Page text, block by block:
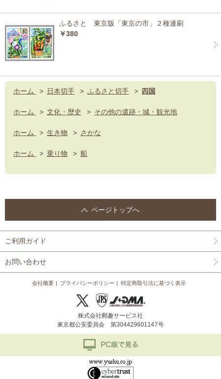
ふるさと 東京版「東京の市」２種連刷
￥380
ホーム > 日本切手 > ふるさと切手 > 四国
ホーム > 文化・歴史 > その他の遺跡・城・観光地
ホーム > 生き物 > さかな
ホーム > 乗り物 > 船
ページトップへ
ご利用ガイド
お問い合わせ
会社概要 プライバシーポリシー 特定商取引法に基づく表示
株式会社郵趣サービス社
東京都公安委員会 第304429601147号